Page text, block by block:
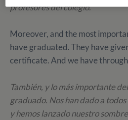
profesores del colegio.
Moreover, and the most
have graduated. They have
certificate. And we have
También, y lo más importante
graduado. Nos han dado a
y hemos lanzado nuestro